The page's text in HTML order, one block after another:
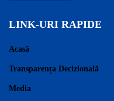
LINK-URI RAPIDE
Acasă
Transparența Decizională
Media